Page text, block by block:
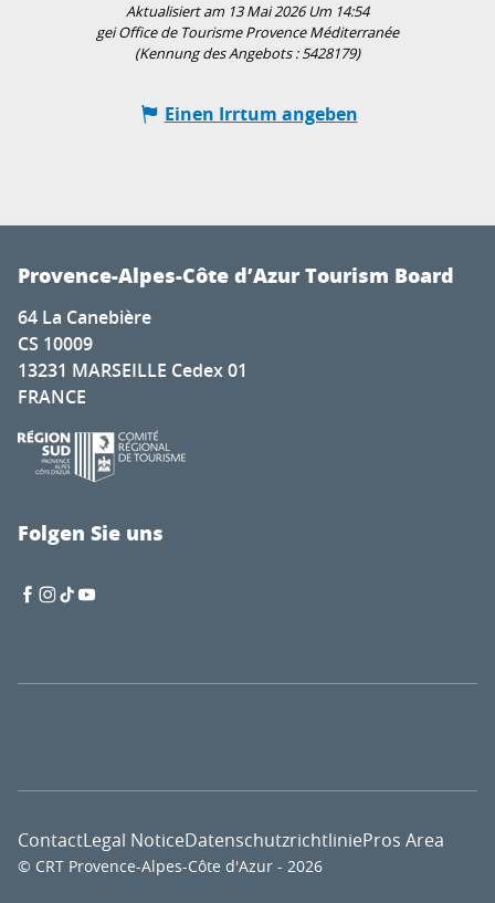
Aktualisiert am 13 Mai 2026 Um 14:54
gei Office de Tourisme Provence Méditerranée
(Kennung des Angebots :5428179)
Einen Irrtum angeben
Provence-Alpes-Côte d’Azur Tourism Board
64 La Canebière
CS 10009
13231 MARSEILLE Cedex 01
FRANCE
Folgen Sie uns
© CRT Provence-Alpes-Côte d'Azur - 2026
ContactLegal NoticeDatenschutzrichtliniePros Area